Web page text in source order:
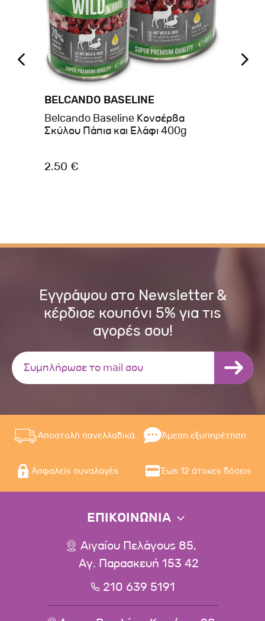
BELCANDO BASELINE
Belcando Baseline Κονσέρβα
Σκύλου Πάπια και Ελάφι 400g
2.50 €
Εγγράψου στο Newsletter &
κέρδισε κουπόνι 5% για τις
αγορές σου!
Αποστολή πανελλαδικά Άμεση εξυπηρέτηση
Ασφαλείς συναλαγές Έως 12 άτοκες δόσεις
ΕΠΙΚΟΙΝΩΝΙΑ
Αιγαίου Πελάγους 85,
Αγ. Παρασκευή 153 42
210 639 5191